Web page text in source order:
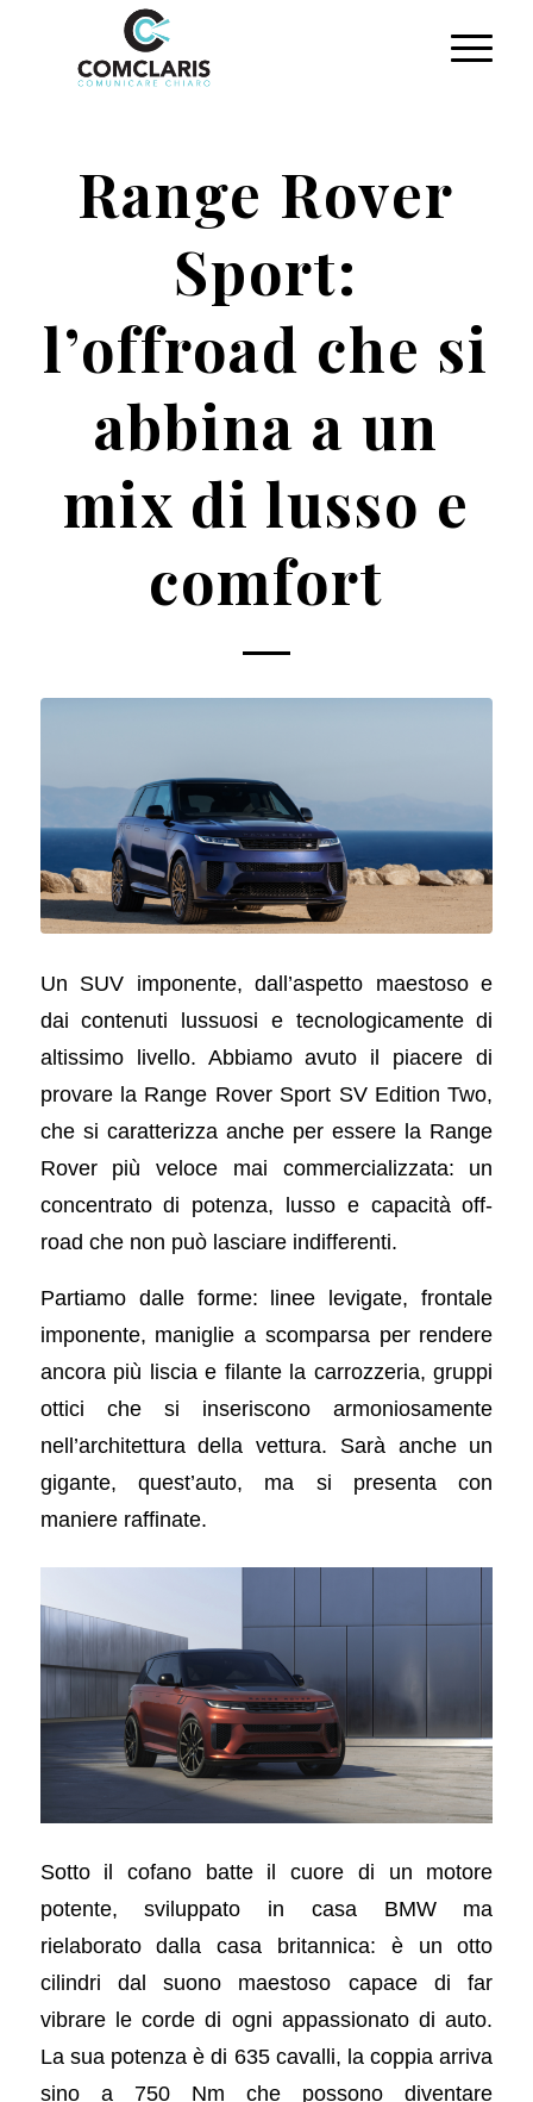
Range Rover
Sport:
l’offroad che si
abbina a un
mix di lusso e
comfort
Un SUV imponente, dall’aspetto maestoso e
dai contenuti lussuosi e tecnologicamente di
altissimo livello. Abbiamo avuto il piacere di
provare la Range Rover Sport SV Edition Two,
che si caratterizza anche per essere la Range
Rover più veloce mai commercializzata: un
concentrato di potenza, lusso e capacità off-
road che non può lasciare indifferenti.
Partiamo dalle forme: linee levigate, frontale
imponente, maniglie a scomparsa per rendere
ancora più liscia e filante la carrozzeria, gruppi
ottici che si inseriscono armoniosamente
nell’architettura della vettura. Sarà anche un
gigante, quest’auto, ma si presenta con
maniere raffinate.
Sotto il cofano batte il cuore di un motore
potente, sviluppato in casa BMW ma
rielaborato dalla casa britannica: è un otto
cilindri dal suono maestoso capace di far
vibrare le corde di ogni appassionato di auto.
La sua potenza è di 635 cavalli, la coppia arriva
sino a 750 Nm che possono diventare